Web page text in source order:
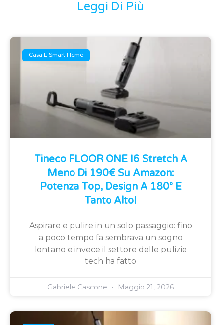
Leggi Di Più
Casa E Smart Home
Tineco FLOOR ONE I6 Stretch A
Meno Di 190€ Su Amazon:
Potenza Top, Design A 180° E
Tanto Alto!
Aspirare e pulire in un solo passaggio: fino
a poco tempo fa sembrava un sogno
lontano e invece il settore delle pulizie
tech ha fatto
Gabriele Cascone Maggio 21, 2026